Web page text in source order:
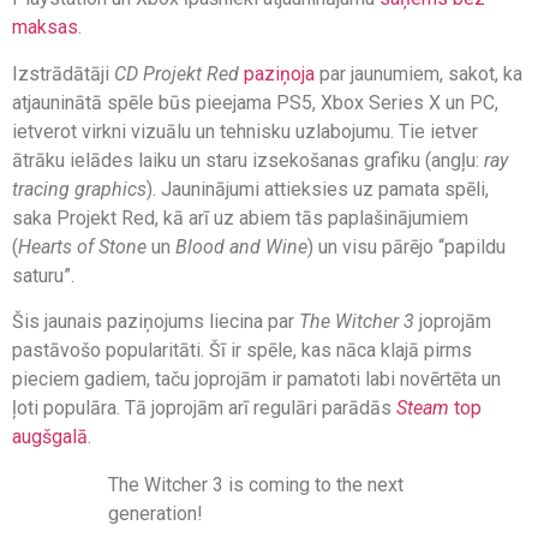
maksas.
Izstrādātāji CD Projekt Red paziņoja par jaunumiem, sakot, ka
atjauninātā spēle būs pieejama PS5, Xbox Series X un PC,
ietverot virkni vizuālu un tehnisku uzlabojumu. Tie ietver
ātrāku ielādes laiku un staru izsekošanas grafiku (angļu: ray
tracing graphics). Jauninājumi attieksies uz pamata spēli,
saka Projekt Red, kā arī uz abiem tās paplašinājumiem
(Hearts of Stone un Blood and Wine) un visu pārējo “papildu
saturu”.
Šis jaunais paziņojums liecina par The Witcher 3 joprojām
pastāvošo popularitāti. Šī ir spēle, kas nāca klajā pirms
pieciem gadiem, taču joprojām ir pamatoti labi novērtēta un
ļoti populāra. Tā joprojām arī regulāri parādās Steam top
augšgalā.
The Witcher 3 is coming to the next
generation!